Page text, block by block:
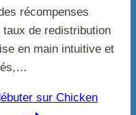
récompenses
de redistribution
en main intuitive et
sur Chicken